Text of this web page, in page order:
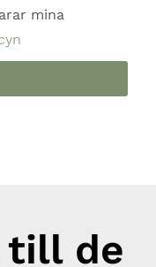
mina
till de